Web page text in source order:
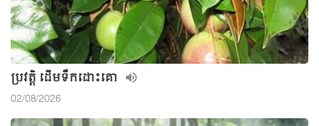
ប្រវត្តិ ដើមទឹកដោះគោ
02/08/2026